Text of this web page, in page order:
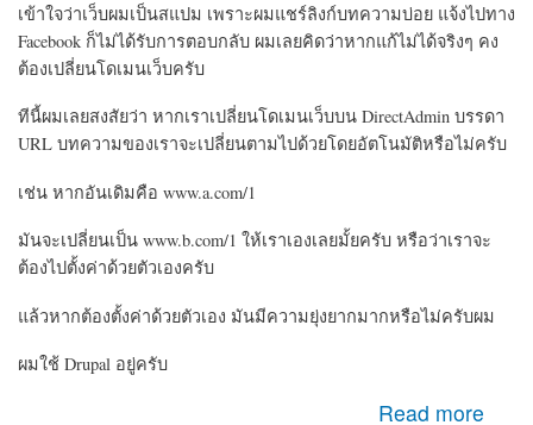
เข้าใจว่าเว็บผมเป็นสแปม เพราะผมแชร์ลิงก์บทความบ่อย แจ้งไปทาง
Facebook ก็ไม่ได้รับการตอบกลับ ผมเลยคิดว่าหากแก้ไม่ได้จริงๆ คง
ต้องเปลี่ยนโดเมนเว็บครับ
ทีนี้ผมเลยสงสัยว่า หากเราเปลี่ยนโดเมนเว็บบน DirectAdmin บรรดา
URL บทความของเราจะเปลี่ยนตามไปด้วยโดยอัตโนมัติหรือไม่ครับ
เช่น หากอันเดิมคือ www.a.com/1
มันจะเปลี่ยนเป็น www.b.com/1 ให้เราเองเลยมั้ยครับ หรือว่าเราจะ
ต้องไปตั้งค่าด้วยตัวเองครับ
แล้วหากต้องตั้งค่าด้วยตัวเอง มันมีความยุ่งยากมากหรือไม่ครับผม
ผมใช้ Drupal อยู่ครับ
Read more
about ขออนุญาตสอบถามเรื่องการเปลี่ยนโดเมนเว็บใน